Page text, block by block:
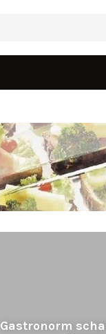
Gastronorm